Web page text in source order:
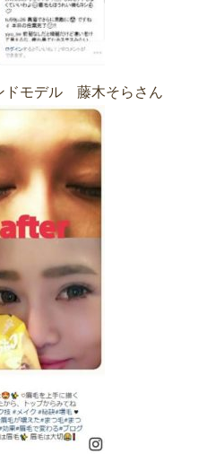
ドモデル 藤木そらさん